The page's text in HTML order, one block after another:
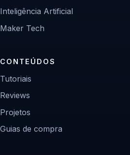
Inteligência Artificial
Maker Tech
CONTEÚDOS
Tutoriais
Reviews
Projetos
Guias de compra